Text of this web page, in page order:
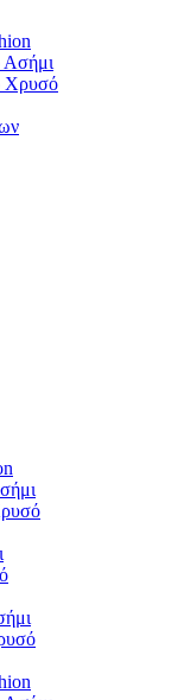
Ασήμι
Χρυσό